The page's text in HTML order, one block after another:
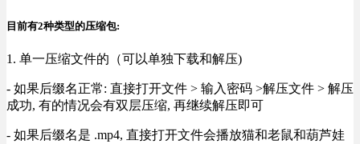
目前有2种类型的压缩包:
1. 单一压缩文件的（可以单独下载和解压)
- 如果后缀名正常: 直接打开文件 > 输入密码 >解压文件 > 解压
成功, 有的情况会有双层压缩, 再继续解压即可
- 如果后缀名是 .mp4, 直接打开文件会播放猫和老鼠和葫芦娃